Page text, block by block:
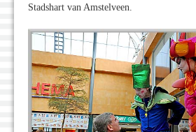
Stadshart van Amstelveen.